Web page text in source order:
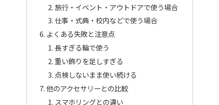
旅行・イベント・アウトドアで使う場合
仕事・式典・校内などで使う場合
よくある失敗と注意点
長すぎる輪で使う
重い飾りを足しすぎる
点検しないまま使い続ける
他のアクセサリーとの比較
スマホリングとの違い